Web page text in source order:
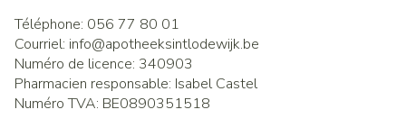
Téléphone: 056 77 80 01
Courriel: info@apotheeksintlodewijk.be
Numéro de licence: 340903
Pharmacien responsable: Isabel Castel
Numéro TVA: BE0890351518